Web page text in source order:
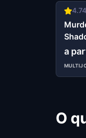
4.74
a
O